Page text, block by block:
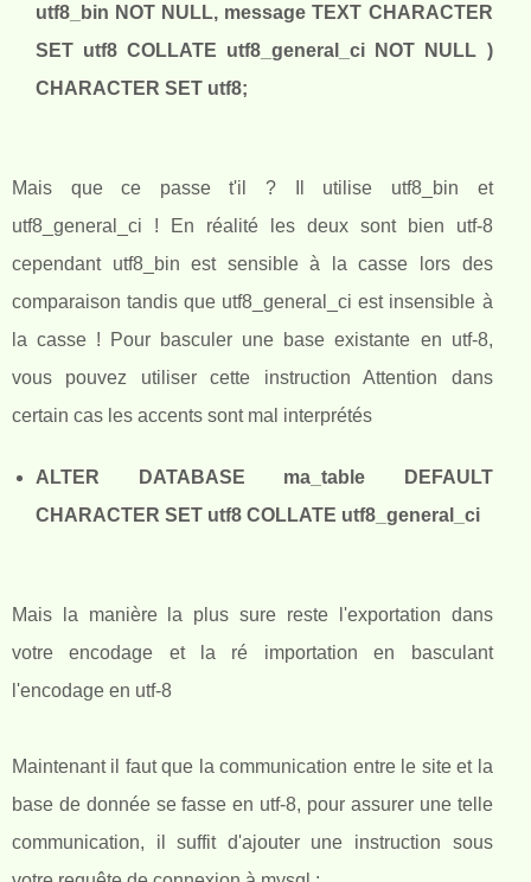
utf8_bin NOT NULL, message TEXT CHARACTER
SET utf8 COLLATE utf8_general_ci NOT NULL )
CHARACTER SET utf8;
Mais que ce passe t'il ? Il utilise utf8_bin et
utf8_general_ci ! En réalité les deux sont bien utf-8
cependant utf8_bin est sensible à la casse lors des
comparaison tandis que utf8_general_ci est insensible à
la casse ! Pour basculer une base existante en utf-8,
vous pouvez utiliser cette instruction Attention dans
certain cas les accents sont mal interprétés
ALTER DATABASE ma_table DEFAULT
CHARACTER SET utf8 COLLATE utf8_general_ci
Mais la manière la plus sure reste l'exportation dans
votre encodage et la ré importation en basculant
l'encodage en utf-8
Maintenant il faut que la communication entre le site et la
base de donnée se fasse en utf-8, pour assurer une telle
communication, il suffit d'ajouter une instruction sous